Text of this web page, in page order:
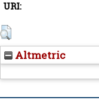
URI:
Altmetric